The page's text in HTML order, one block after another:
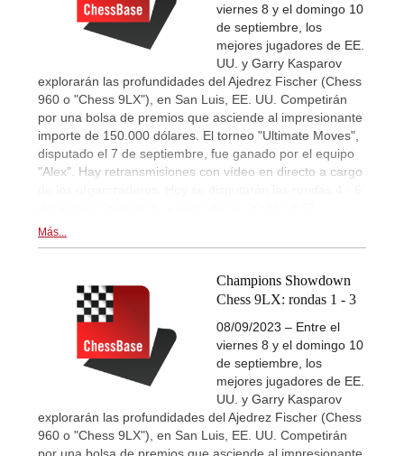
viernes 8 y el domingo 10
de septiembre, los
mejores jugadores de EE.
UU. y Garry Kasparov
explorarán las profundidades del Ajedrez Fischer (Chess
960 o "Chess 9LX"), en San Luis, EE. UU. Competirán
por una bolsa de premios que asciende al impresionante
importe de 150.000 dólares. El torneo "Ultimate Moves",
disputado el 7 de septiembre, fue ganado por el equipo
"Alex". Hay retransmisiones con vídeo en directo a cargo
Más...
Champions Showdown
Chess 9LX: rondas 1 - 3
08/09/2023 – Entre el
viernes 8 y el domingo 10
de septiembre, los
mejores jugadores de EE.
UU. y Garry Kasparov
explorarán las profundidades del Ajedrez Fischer (Chess
960 o "Chess 9LX"), en San Luis, EE. UU. Competirán